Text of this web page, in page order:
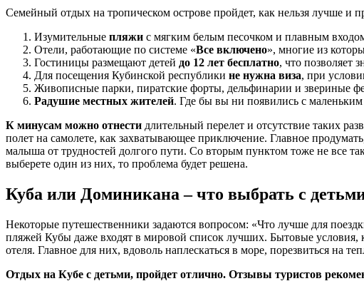
Семейный отдых на тропическом острове пройдет, как нельзя лучше и
Изумительные пляжи с мягким белым песочком и плавным
Отели, работающие по системе «Все включено», многие из
Гостиницы размещают детей до 12 лет бесплатно, что позволяет
Для посещения Кубинской республики не нужна виза, при
Живописные парки, пиратские форты, дельфинарии и звериные
Радушие местных жителей. Где бы вы ни появились с
К минусам можно отнести длительный перелет и отсутствие таких
полет на самолете, как захватывающее приключение. Главное
малыша от трудностей долгого пути. Со вторым пунктом тоже не все
выберете один из них, то проблема будет решена.
Куба или Доминикана – что выбрать с
Некоторые путешественники задаются вопросом: «Что лучше для
пляжей Кубы даже входят в мировой список лучших. Бытовые условия,
отеля. Главное для них, вдоволь наплескаться в море, порезвиться на
Отдых на Кубе с детьми, пройдет отлично. Отзывы туристов